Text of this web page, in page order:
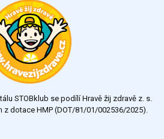
STOBklub se podílí Hravě žij zdravě z. s.
dotace HMP (DOT/81/01/002536/2025).